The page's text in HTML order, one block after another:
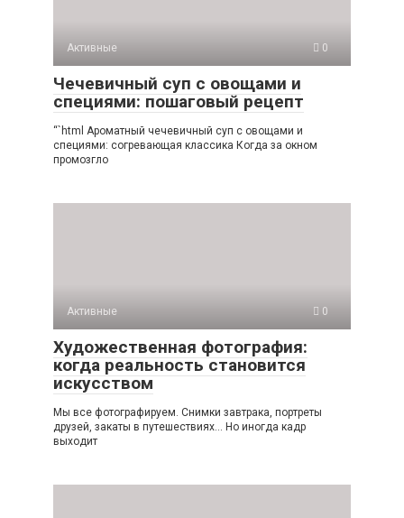
Активные 0
Чечевичный суп с овощами и
специями: пошаговый рецепт
“`html Ароматный чечевичный суп с овощами и
специями: согревающая классика Когда за окном
промозгло
Активные 0
Художественная фотография:
когда реальность становится
искусством
Мы все фотографируем. Снимки завтрака, портреты
друзей, закаты в путешествиях… Но иногда кадр
выходит